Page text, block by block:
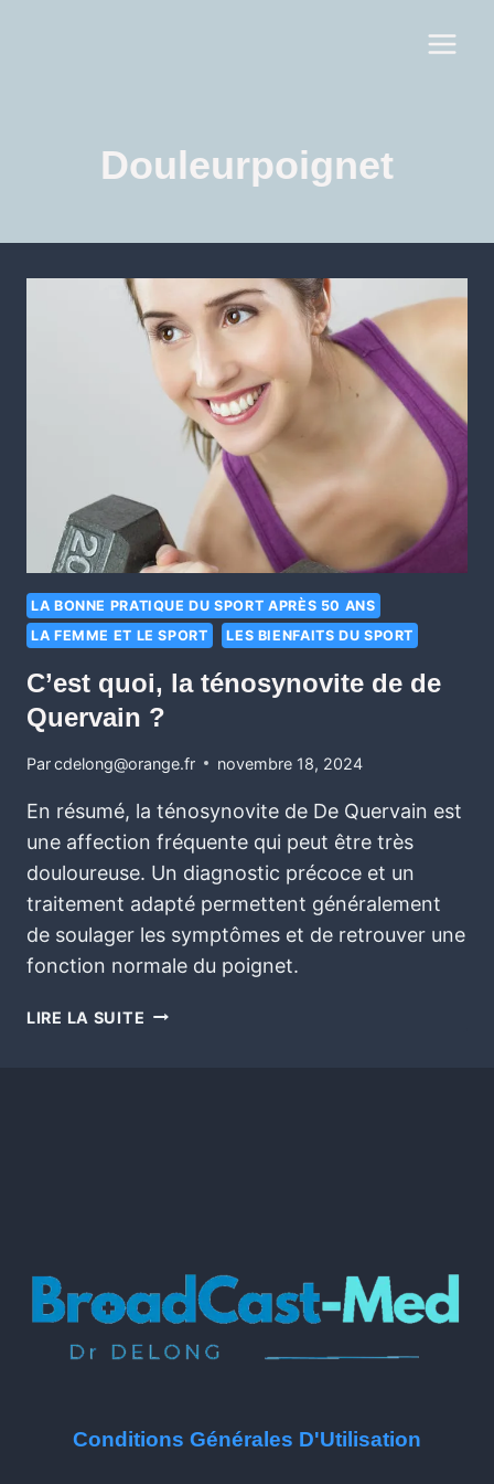
Douleurpoignet
LA BONNE PRATIQUE DU SPORT APRÈS 50 ANS
LA FEMME ET LE SPORT
LES BIENFAITS DU SPORT
C’est quoi, la ténosynovite de de
Quervain ?
Parcdelong@orange.fr novembre 18, 2024
En résumé, la ténosynovite de De Quervain est
une affection fréquente qui peut être très
douloureuse. Un diagnostic précoce et un
traitement adapté permettent généralement
de soulager les symptômes et de retrouver une
fonction normale du poignet.
LIRE LA SUITE
Conditions Générales D'Utilisation